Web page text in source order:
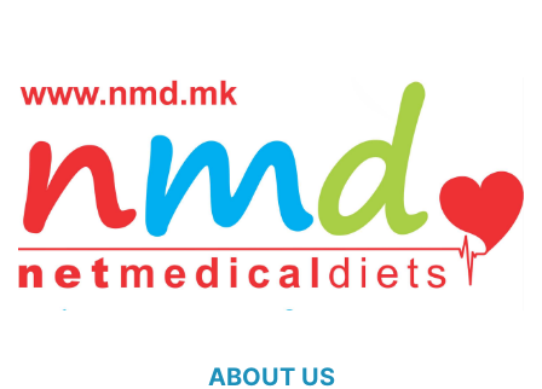
ABOUT US